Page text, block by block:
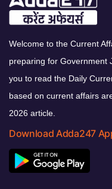
Welcome to the Current
preparing for Government
you to read the Daily
based on current affairs
2026 article.
Download Adda247